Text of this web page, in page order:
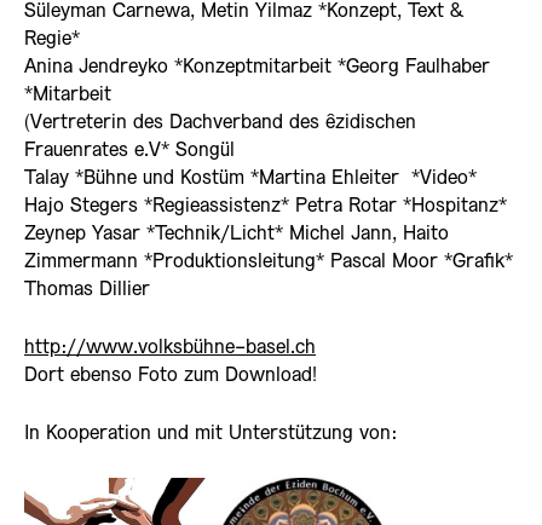
Süleyman Carnewa, Metin Yilmaz *Konzept, Text &
Regie*
Anina Jendreyko *Konzeptmitarbeit *Georg Faulhaber
*Mitarbeit
(Vertreterin des Dachverband des êzidischen
Frauenrates e.V* Songül
Talay *Bühne und Kostüm *Martina Ehleiter *Video*
Hajo Stegers *Regieassistenz* Petra Rotar *Hospitanz*
Zeynep Yasar *Technik/Licht* Michel Jann, Haito
Zimmermann *Produktionsleitung* Pascal Moor *Grafik*
Thomas Dillier
http://www.volksbühne-basel.ch
Dort ebenso Foto zum Download!
In Kooperation und mit Unterstützung von: